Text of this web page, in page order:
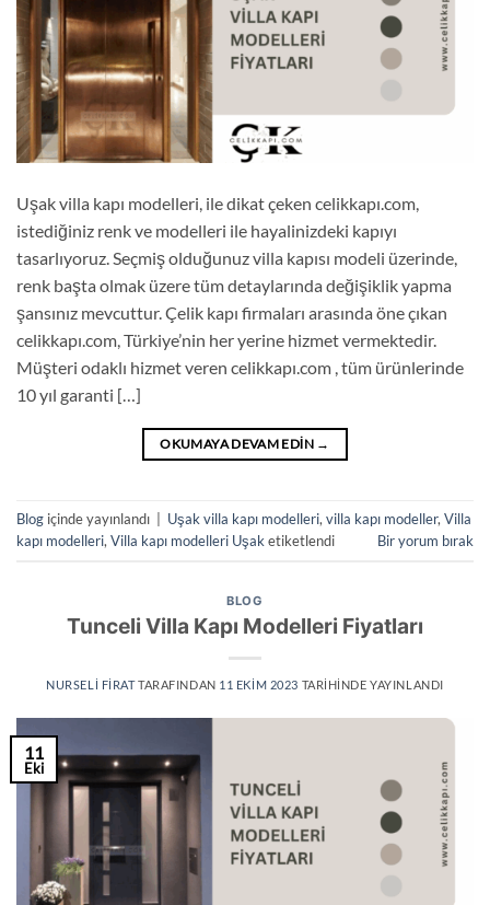
Uşak villa kapı modelleri, ile dikat çeken celikkapı.com,
istediğiniz renk ve modelleri ile hayalinizdeki kapıyı
tasarlıyoruz. Seçmiş olduğunuz villa kapısı modeli üzerinde,
renk başta olmak üzere tüm detaylarında değişiklik yapma
şansınız mevcuttur. Çelik kapı firmaları arasında öne çıkan
celikkapı.com, Türkiye’nin her yerine hizmet vermektedir.
Müşteri odaklı hizmet veren celikkapı.com , tüm ürünlerinde
10 yıl garanti […]
OKUMAYA DEVAM EDIN →
Blog içinde yayınlandı Uşak villa kapı modelleri, villa kapı modeller, Villa
kapı modelleri, Villa kapı modelleri Uşaketiketlendi Bir yorum bırak
BLOG
Tunceli Villa Kapı Modelleri Fiyatları
NURSELI FIRATTARAFINDAN 11 EKIM 2023 TARIHINDE YAYINLANDI
11
Eki